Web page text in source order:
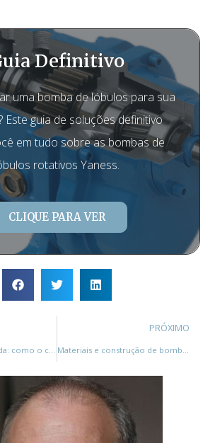
Definitivo
uma bomba de lóbulos para sua
Este guia de soluções definitivo
em tudo sobre as bombas de
rotativos Yaness.
CLIQUE PARA VER
PRÓXIMO